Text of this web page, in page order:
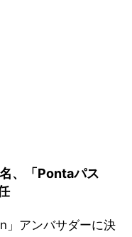
、「Pontaパス
」アンバサダーに決